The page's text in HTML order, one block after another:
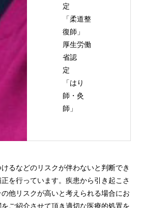
定
「柔道整
復師」
厚生労働
省認
定
「はり
師・灸
師」
るなどのリスクが伴わないと判断でき
を行っています。疾患から引き起こさ
他リスクが高いと考えられる場合にお
ご紹介させて頂き適切な医療的処置を